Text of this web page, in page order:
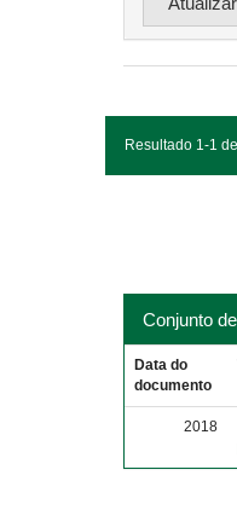
Resultado 1-1
Conjunto
Data do
documento
2018